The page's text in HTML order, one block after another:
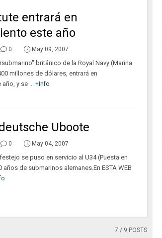
entrará en
este año
0 May 09, 2007
británico de la Royal Navy (Marina
millones de dólares, entrará en
y se ... +Info
Uboote
0 May 04, 2007
se puso en servicio al U34 (Puesta en
años de submarinos alemanes.En ESTA WEB
7 / 9 POSTS